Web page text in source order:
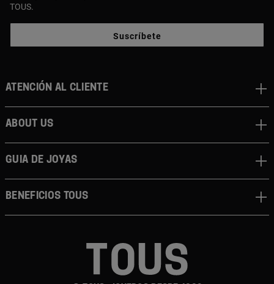
TOUS.
Suscríbete
Atención al cliente
About us
Guia de joyas
Beneficios TOUS